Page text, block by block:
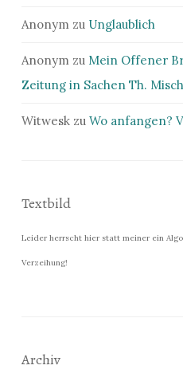
Anonym zu Unglaublich
Anonym zu Mein Offener
Zeitung in Sachen Th.
Witwesk zu Wo anfangen?
Textbild
Leider herrscht hier statt meiner ein
Verzeihung!
Archiv